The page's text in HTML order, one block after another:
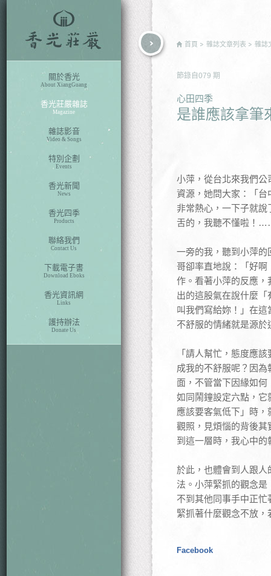
關於香光
About XiangGuang
香光莊嚴雜誌
Magazine
雜誌影音
Video & Songs
特別企劃
Events
香光新聞
News
香光四季
Products
聯絡我們
Contact Us
下載電子書
Download Eboks
香光資訊網
Links
護持辦法
Donate Us
首頁 雜誌文章列表 雜誌
節錄自 079 期
心田四季
是誰應該拿筆
小萍，從台北來我們
資源，她問大家：「
非常熱心，一下子就
舌的，我聽不懂啦！
一旁的我，聽到小萍
哥卻率直地說：「好
作。看著小萍的反應
出的這股氣在說什麼
叫我們寫給妳！」在
不舒服的情緒就是源
「請人幫忙，態度應
成我的不舒服呢？因
面，不管當下因緣如
如同鬧鐘設定六點，
應該要客氣低下」時
觀照，見煩惱的背後
到這一層時，我心中
於此，也體會到人跟
法。小萍緊抓的觀念
不到其他同事手中正
緊抓著什麼觀念不放
Facebook